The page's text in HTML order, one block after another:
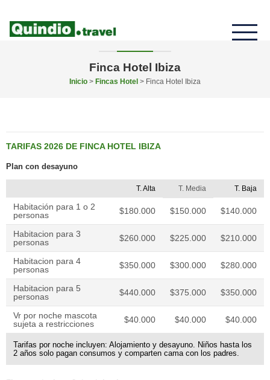
Finca Hotel Ibiza
Inicio > Fincas Hotel > Finca Hotel Ibiza
TARIFAS 2026 DE FINCA HOTEL IBIZA
Plan con desayuno
T. Alta T. Media T. Baja
Habitación para 1 o 2
personas
$180.000 $150.000 $140.000
Habitacion para 3
personas
$260.000 $225.000 $210.000
Habitacion para 4
personas
$350.000 $300.000 $280.000
Habitacion para 5
personas
$440.000 $375.000 $350.000
Vr por noche mascota
sujeta a restricciones
$40.000 $40.000 $40.000
Tarifas por noche incluyen: Alojamiento y desayuno. Niños hasta los
2 años solo pagan consumos y comparten cama con los padres.